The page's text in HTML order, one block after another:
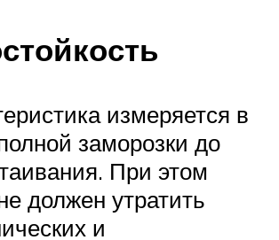
измеряется в
заморозки до
При этом
должен утратить
и